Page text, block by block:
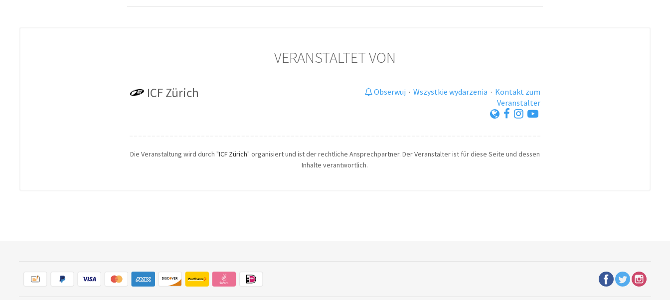
VERANSTALTET VON
ICF Zürich Obserwuj · Wszystkie wydarzenia · Kontakt zum
Veranstalter
Die Veranstaltung wird durch "ICF Zürich" organisiert und ist der rechtliche Ansprechpartner. Der Veranstalter ist für diese Seite und dessen
Inhalte verantwortlich.